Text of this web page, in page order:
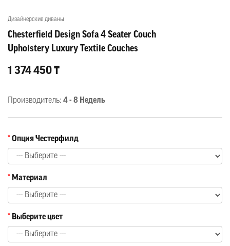
Дизайнерские диваны
Chesterfield Design Sofa 4 Seater Couch
Upholstery Luxury Textile Couches
1 374 450 ₸
Производитель: 4 - 8 Недель
Опция Честерфилд
Материал
Выберите цвет